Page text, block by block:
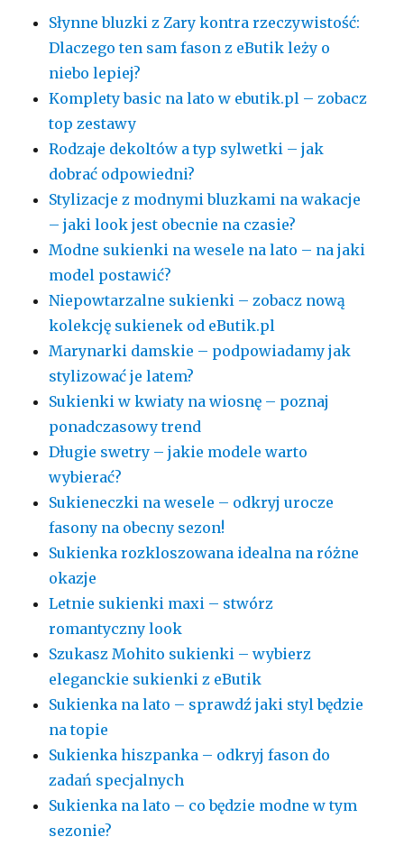
Słynne bluzki z Zary kontra rzeczywistość:
Dlaczego ten sam fason z eButik leży o
niebo lepiej?
Komplety basic na lato w ebutik.pl – zobacz
top zestawy
Rodzaje dekoltów a typ sylwetki – jak
dobrać odpowiedni?
Stylizacje z modnymi bluzkami na wakacje
– jaki look jest obecnie na czasie?
Modne sukienki na wesele na lato – na jaki
model postawić?
Niepowtarzalne sukienki – zobacz nową
kolekcję sukienek od eButik.pl
Marynarki damskie – podpowiadamy jak
stylizować je latem?
Sukienki w kwiaty na wiosnę – poznaj
ponadczasowy trend
Długie swetry – jakie modele warto
wybierać?
Sukieneczki na wesele – odkryj urocze
fasony na obecny sezon!
Sukienka rozkloszowana idealna na różne
okazje
Letnie sukienki maxi – stwórz
romantyczny look
Szukasz Mohito sukienki – wybierz
eleganckie sukienki z eButik
Sukienka na lato – sprawdź jaki styl będzie
na topie
Sukienka hiszpanka – odkryj fason do
zadań specjalnych
Sukienka na lato – co będzie modne w tym
sezonie?